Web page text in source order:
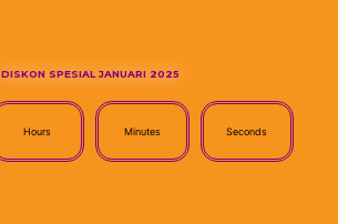
DISKON SPESIAL JANUARI 2025
Hours Minutes Seconds